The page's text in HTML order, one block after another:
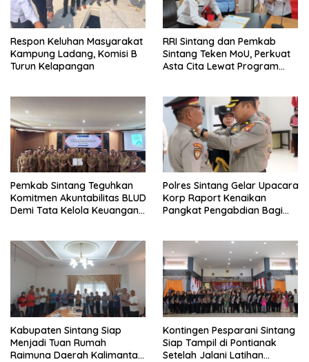
Respon Keluhan Masyarakat
Kampung Ladang, Komisi B
Turun Kelapangan
RRI Sintang dan Pemkab
Sintang Teken MoU, Perkuat
Asta Cita Lewat Program
Pemkab Sintang Teguhkan
Komitmen Akuntabilitas BLUD
Demi Tata Kelola Keuangan
Polres Sintang Gelar Upacara
Korp Raport Kenaikan
Pangkat Pengabdian Bagi
Kabupaten Sintang Siap
Menjadi Tuan Rumah
Raimuna Daerah Kalimantan
Kontingen Pesparani Sintang
Siap Tampil di Pontianak
Setelah Jalani Latihan